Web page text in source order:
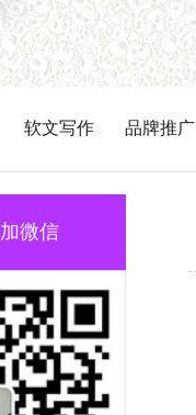
软文写作 品牌推广
微信